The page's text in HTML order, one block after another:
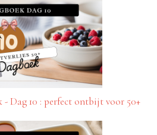
- Dag 10 : perfect ontbijt voor 50+